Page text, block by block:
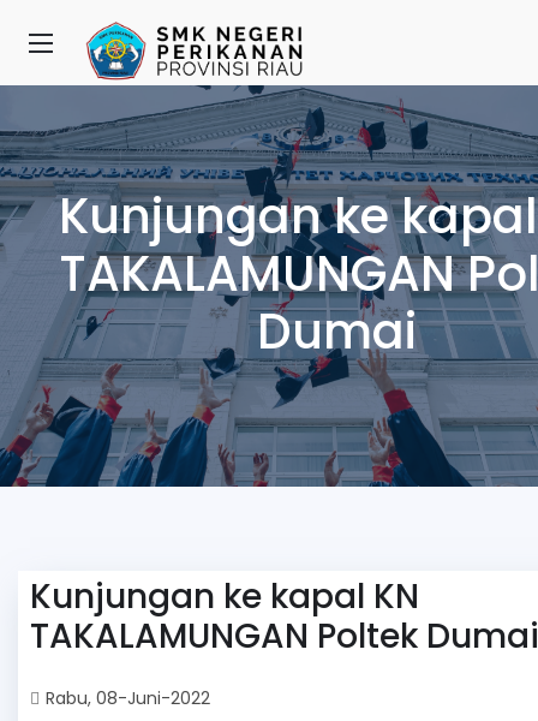
Kunjungan ke
TAKALAMUNGAN
Dumai
Kunjungan ke kapal KN
TAKALAMUNGAN Poltek Dumai
Rabu, 08-Juni-2022